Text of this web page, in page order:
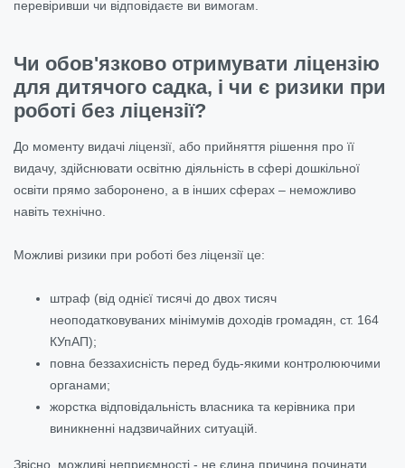
перевіривши чи відповідаєте ви вимогам.
Чи обов'язково отримувати ліцензію
для дитячого садка, і чи є ризики при
роботі без ліцензії?
До моменту видачі ліцензії, або прийняття рішення про її
видачу, здійснювати освітню діяльність в сфері дошкільної
освіти прямо заборонено, а в інших сферах – неможливо
навіть технічно.
Можливі ризики при роботі без ліцензії це:
штраф (від однієї тисячі до двох тисяч
неоподатковуваних мінімумів доходів громадян, ст. 164
КУпАП);
повна беззахисність перед будь-якими контролюючими
органами;
жорстка відповідальність власника та керівника при
виникненні надзвичайних ситуацій.
Звісно, можливі неприємності - не єдина причина починати